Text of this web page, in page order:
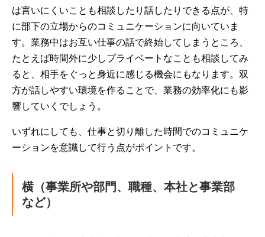
は言いにくいことも相談したり話したりできる点が、特
に部下の立場からのコミュニケーションに向いていま
す。業務中はお互い仕事の話で終始してしまうところ、
たとえば時間外に少しプライベートなことも相談してみ
ると、相手をぐっと身近に感じる機会にもなります。双
方が話しやすい環境を作ることで、業務の効率化にも影
響していくでしょう。
いずれにしても、仕事と切り離した時間でのコミュニケ
ーションを意識して行う点がポイントです。
横（事業所や部門、職種、本社と事業部
など）